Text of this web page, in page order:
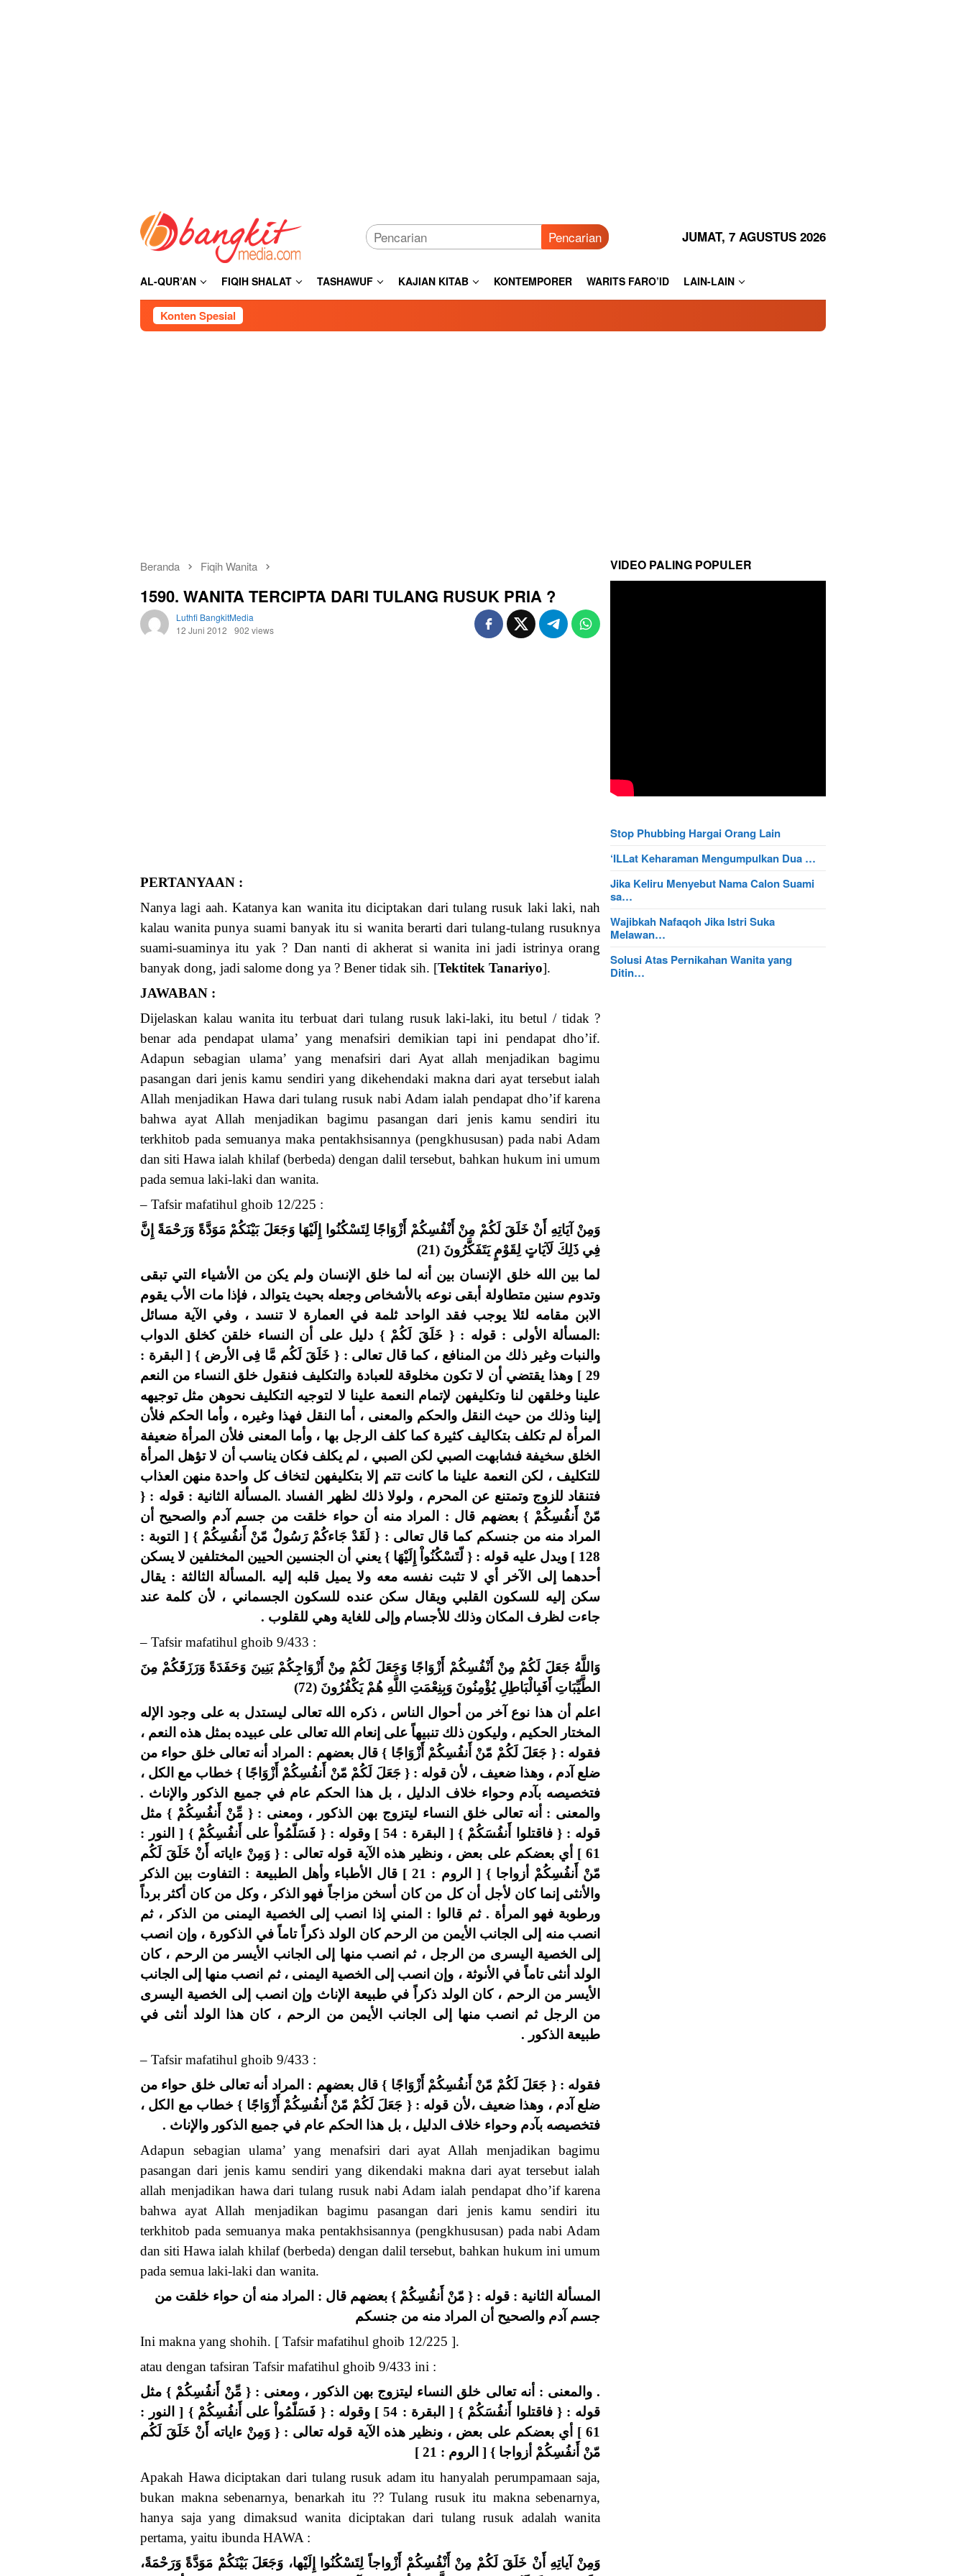
Pencarian JUMAT, 7 AGUSTUS 2026
AL-QUR’AN FIQIH SHALAT TASHAWUF KAJIAN KITAB KONTEMPORER WARITS FARO’ID LAIN-LAIN
Konten Spesial
Beranda Fiqih Wanita
1590. WANITA TERCIPTA DARI TULANG RUSUK PRIA ?
Luthfi BangkitMedia
12 Juni 2012
902 views
PERTANYAAN :
Nanya lagi aah. Katanya kan wanita itu diciptakan dari tulang rusuk laki laki, nah
kalau wanita punya suami banyak itu si wanita berarti dari tulang-tulang rusuknya
suami-suaminya itu yak ? Dan nanti di akherat si wanita ini jadi istrinya orang
banyak dong, jadi salome dong ya ? Bener tidak sih. [Tektitek Tanariyo].
JAWABAN :
Dijelaskan kalau wanita itu terbuat dari tulang rusuk laki-laki, itu betul / tidak ?
benar ada pendapat ulama’ yang menafsiri demikian tapi ini pendapat dho’if.
Adapun sebagian ulama’ yang menafsiri dari Ayat allah menjadikan bagimu
pasangan dari jenis kamu sendiri yang dikehendaki makna dari ayat tersebut ialah
Allah menjadikan Hawa dari tulang rusuk nabi Adam ialah pendapat dho’if karena
bahwa ayat Allah menjadikan bagimu pasangan dari jenis kamu sendiri itu
terkhitob pada semuanya maka pentakhsisannya (pengkhususan) pada nabi Adam
dan siti Hawa ialah khilaf (berbeda) dengan dalil tersebut, bahkan hukum ini umum
pada semua laki-laki dan wanita.
– Tafsir mafatihul ghoib 12/225 :
وَمِنْ آيَاتِهِ أَنْ خَلَقَ لَكُمْ مِنْ أَنْفُسِكُمْ أَزْوَاجًا لِتَسْكُنُوا إِلَيْهَا وَجَعَلَ بَيْنَكُمْ مَوَدَّةً وَرَحْمَةً إِنَّ
فِي ذَلِكَ لَآيَاتٍ لِقَوْمٍ يَتَفَكَّرُونَ (21)
لما بين الله خلق الإنسان بين أنه لما خلق الإنسان ولم يكن من الأشياء التي تبقى
وتدوم سنين متطاولة أبقى نوعه بالأشخاص وجعله بحيث يتوالد ، فإذا مات الأب يقوم
الابن مقامه لئلا يوجب فقد الواحد ثلمة في العمارة لا تنسد ، وفي الآية مسائل
:المسألة الأولى : قوله : { خَلَقَ لَكُمْ } دليل على أن النساء خلقن كخلق الدواب
والنبات وغير ذلك من المنافع ، كما قال تعالى : { خَلَقَ لَكُم مَّا فِى الأرض } [ البقرة :
29 ] وهذا يقتضي أن لا تكون مخلوقة للعبادة والتكليف فنقول خلق النساء من النعم
علينا وخلقهن لنا وتكليفهن لإتمام النعمة علينا لا لتوجيه التكليف نحوهن مثل توجيهه
إلينا وذلك من حيث النقل والحكم والمعنى ، أما النقل فهذا وغيره ، وأما الحكم فلأن
المرأة لم تكلف بتكاليف كثيرة كما كلف الرجل بها ، وأما المعنى فلأن المرأة ضعيفة
الخلق سخيفة فشابهت الصبي لكن الصبي ، لم يكلف فكان يناسب أن لا تؤهل المرأة
للتكليف ، لكن النعمة علينا ما كانت تتم إلا بتكليفهن لتخاف كل واحدة منهن العذاب
فتنقاد للزوج وتمتنع عن المحرم ، ولولا ذلك لظهر الفساد .المسألة الثانية : قوله : {
مّنْ أَنفُسِكُمْ } بعضهم قال : المراد منه أن حواء خلقت من جسم آدم والصحيح أن
المراد منه من جنسكم كما قال تعالى : { لَقَدْ جَاءكُمْ رَسُولٌ مّنْ أَنفُسِكُمْ } [ التوبة :
128 ] ويدل عليه قوله : { لّتَسْكُنُواْ إِلَيْهَا } يعني أن الجنسين الحيين المختلفين لا يسكن
أحدهما إلى الآخر أي لا تثبت نفسه معه ولا يميل قلبه إليه .المسألة الثالثة : يقال
سكن إليه للسكون القلبي ويقال سكن عنده للسكون الجسماني ، لأن كلمة عند
جاءت لظرف المكان وذلك للأجسام وإلى للغاية وهي للقلوب .
– Tafsir mafatihul ghoib 9/433 :
وَاللَّهُ جَعَلَ لَكُمْ مِنْ أَنْفُسِكُمْ أَزْوَاجًا وَجَعَلَ لَكُمْ مِنْ أَزْوَاجِكُمْ بَنِينَ وَحَفَدَةً وَرَزَقَكُمْ مِنَ
الطَّيِّبَاتِ أَفَبِالْبَاطِلِ يُؤْمِنُونَ وَبِنِعْمَتِ اللَّهِ هُمْ يَكْفُرُونَ (72)
اعلم أن هذا نوع آخر من أحوال الناس ، ذكره الله تعالى ليستدل به على وجود الإله
المختار الحكيم ، وليكون ذلك تنبيهاً على إنعام الله تعالى على عبيده بمثل هذه النعم ،
فقوله : { جَعَلَ لَكُمْ مّنْ أَنفُسِكُمْ أَزْوَاجًا } قال بعضهم : المراد أنه تعالى خلق حواء من
ضلع آدم ، وهذا ضعيف ، لأن قوله : { جَعَلَ لَكُمْ مّنْ أَنفُسِكُمْ أَزْوَاجًا } خطاب مع الكل ،
فتخصيصه بآدم وحواء خلاف الدليل ، بل هذا الحكم عام في جميع الذكور والإناث .
والمعنى : أنه تعالى خلق النساء ليتزوج بهن الذكور ، ومعنى : { مِّنْ أَنفُسِكُمْ } مثل
قوله : { فاقتلوا أَنفُسَكُمْ } [ البقرة : 54 ] وقوله : { فَسَلّمُواْ على أَنفُسِكُمْ } [ النور :
61 ] أي بعضكم على بعض ، ونظير هذه الآية قوله تعالى : { وَمِنْ ءاياته أَنْ خَلَقَ لَكُم
مّنْ أَنفُسِكُمْ أزواجا } [ الروم : 21 ] قال الأطباء وأهل الطبيعة : التفاوت بين الذكر
والأنثى إنما كان لأجل أن كل من كان أسخن مزاجاً فهو الذكر ، وكل من كان أكثر برداً
ورطوبة فهو المرأة . ثم قالوا : المني إذا انصب إلى الخصية اليمنى من الذكر ، ثم
انصب منه إلى الجانب الأيمن من الرحم كان الولد ذكراً تاماً في الذكورة ، وإن انصب
إلى الخصية اليسرى من الرجل ، ثم انصب منها إلى الجانب الأيسر من الرحم ، كان
الولد أنثى تاماً في الأنوثة ، وإن انصب إلى الخصية اليمنى ، ثم انصب منها إلى الجانب
الأيسر من الرحم ، كان الولد ذكراً في طبيعة الإناث وإن انصب إلى الخصية اليسرى
من الرجل ثم انصب منها إلى الجانب الأيمن من الرحم ، كان هذا الولد أنثى في
طبيعة الذكور .
– Tafsir mafatihul ghoib 9/433 :
فقوله : { جَعَلَ لَكُمْ مّنْ أَنفُسِكُمْ أَزْوَاجًا } قال بعضهم : المراد أنه تعالى خلق حواء من
ضلع آدم ، وهذا ضعيف ،لأن قوله : { جَعَلَ لَكُمْ مّنْ أَنفُسِكُمْ أَزْوَاجًا } خطاب مع الكل ،
فتخصيصه بآدم وحواء خلاف الدليل ، بل هذا الحكم عام في جميع الذكور والإناث .
Adapun sebagian ulama’ yang menafsiri dari ayat Allah menjadikan bagimu
pasangan dari jenis kamu sendiri yang dikendaki makna dari ayat tersebut ialah
allah menjadikan hawa dari tulang rusuk nabi Adam ialah pendapat dho’if karena
bahwa ayat Allah menjadikan bagimu pasangan dari jenis kamu sendiri itu
terkhitob pada semuanya maka pentakhsisannya (pengkhususan) pada nabi Adam
dan siti Hawa ialah khilaf (berbeda) dengan dalil tersebut, bahkan hukum ini umum
pada semua laki-laki dan wanita.
المسألة الثانية : قوله : { مّنْ أَنفُسِكُمْ } بعضهم قال : المراد منه أن حواء خلقت من
جسم آدم والصحيح أن المراد منه من جنسكم
Ini makna yang shohih. [ Tafsir mafatihul ghoib 12/225 ].
atau dengan tafsiran Tafsir mafatihul ghoib 9/433 ini :
. والمعنى : أنه تعالى خلق النساء ليتزوج بهن الذكور ، ومعنى : { مِّنْ أَنفُسِكُمْ } مثل
قوله : { فاقتلوا أَنفُسَكُمْ } [ البقرة : 54 ] وقوله : { فَسَلّمُواْ على أَنفُسِكُمْ } [ النور :
61 ] أي بعضكم على بعض ، ونظير هذه الآية قوله تعالى : { وَمِنْ ءاياته أَنْ خَلَقَ لَكُم
مّنْ أَنفُسِكُمْ أزواجا } [ الروم : 21 ]
Apakah Hawa diciptakan dari tulang rusuk adam itu hanyalah perumpamaan saja,
bukan makna sebenarnya, benarkah itu ?? Tulang rusuk itu makna sebenarnya,
hanya saja yang dimaksud wanita diciptakan dari tulang rusuk adalah wanita
pertama, yaitu ibunda HAWA :
وَمِنْ آياتِهِ أَنْ خَلَقَ لَكُمْ مِنْ أَنْفُسِكُمْ أَزْواجاً لِتَسْكُنُوا إِلَيْها، وَجَعَلَ بَيْنَكُمْ مَوَدَّةً وَرَحْمَةً،
VIDEO PALING POPULER
Stop Phubbing Hargai Orang Lain
‘ILLat Keharaman Mengumpulkan Dua …
Jika Keliru Menyebut Nama Calon Suami
sa…
Wajibkah Nafaqoh Jika Istri Suka
Melawan…
Solusi Atas Pernikahan Wanita yang
Ditin…